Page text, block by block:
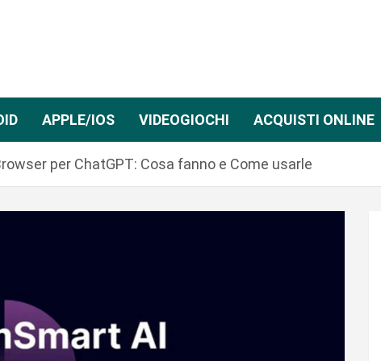
APPLE/IOS VIDEOGIOCHI ACQUISTI ONLINE
per ChatGPT: Cosa fanno e Come usarle